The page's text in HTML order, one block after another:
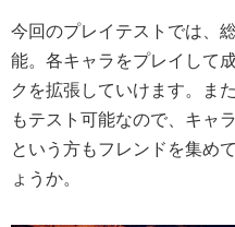
今回のプレイテストでは、
能。各キャラをプレイして
クを拡張していけます。ま
もテスト可能なので、キャ
という方もフレンドを集め
ょうか。